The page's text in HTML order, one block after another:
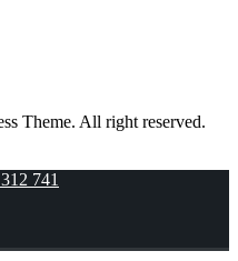
Theme. All right reserved.
741